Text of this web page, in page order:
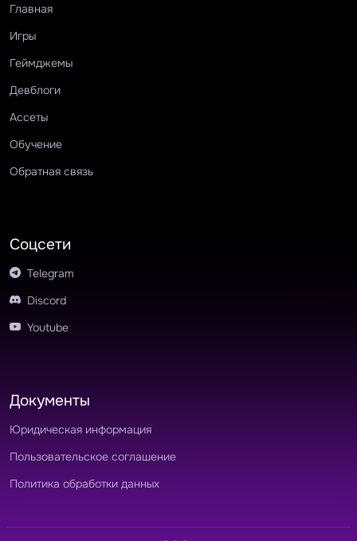
Главная
Игры
Геймджемы
Девблоги
Ассеты
Обучение
Обратная связь
Соцсети
Telegram
Discord
Youtube
Документы
Юридическая информация
Пользовательское соглашение
Политика обработки данных